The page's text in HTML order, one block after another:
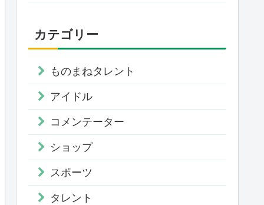
カテゴリー
ものまねタレント
アイドル
コメンテーター
ショップ
スポーツ
タレント